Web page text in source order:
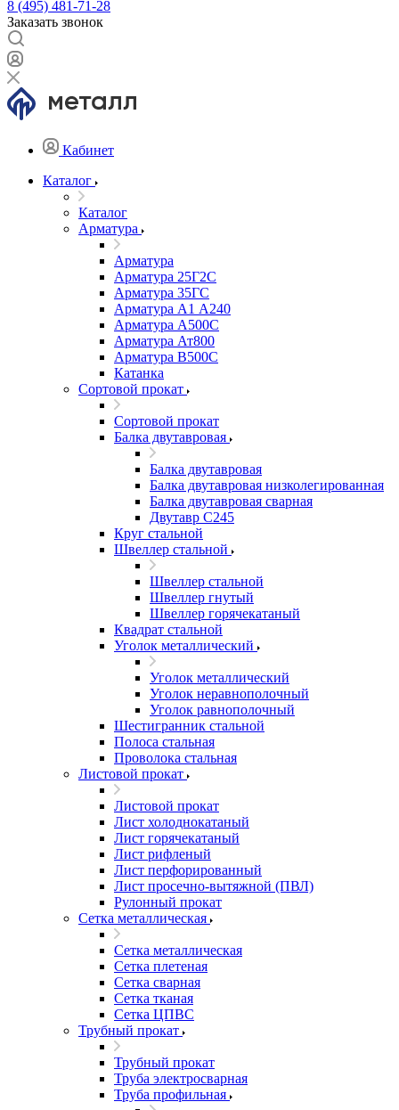
8 (495) 481-71-28
Заказать звонок
Кабинет
Каталог
Каталог
Арматура
Арматура
Арматура 25Г2С
Арматура 35ГС
Арматура А1 А240
Арматура А500С
Арматура Ат800
Арматура В500С
Катанка
Сортовой прокат
Сортовой прокат
Балка двутавровая
Балка двутавровая
Балка двутавровая низколегированная
Балка двутавровая сварная
Двутавр С245
Круг стальной
Швеллер стальной
Швеллер стальной
Швеллер гнутый
Швеллер горячекатаный
Квадрат стальной
Уголок металлический
Уголок металлический
Уголок неравнополочный
Уголок равнополочный
Шестигранник стальной
Полоса стальная
Проволока стальная
Листовой прокат
Листовой прокат
Лист холоднокатаный
Лист горячекатаный
Лист рифленый
Лист перфорированный
Лист просечно-вытяжной (ПВЛ)
Рулонный прокат
Сетка металлическая
Сетка металлическая
Сетка плетеная
Сетка сварная
Сетка тканая
Сетка ЦПВС
Трубный прокат
Трубный прокат
Труба электросварная
Труба профильная